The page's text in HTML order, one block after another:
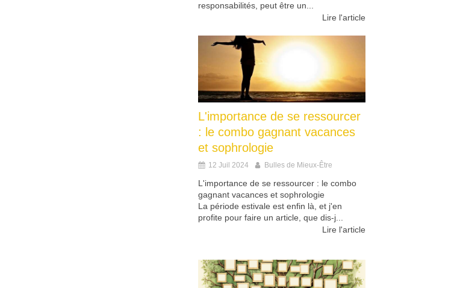
responsabilités, peut être un...
Lire l'article
L'importance de se ressourcer
: le combo gagnant vacances
et sophrologie
12 Juil 2024 Bulles de Mieux-Être
L'importance de se ressourcer : le combo
gagnant vacances et sophrologie
La période estivale est enfin là, et j'en
profite pour faire un article, que dis-j...
Lire l'article